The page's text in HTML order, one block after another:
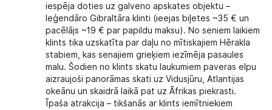
iespēja doties uz galveno apskates objektu –
leģendāro Gibraltāra klinti (ieejas biļetes ~35 € un
pacēlājs ~19 € par papildu maksu). No seniem laikiem
klints tika uzskatīta par daļu no mītiskajiem Hērakla
stabiem, kas senajiem grieķiem iezīmēja pasaules
malu. Šodien no klints skatu laukumiem paveras elpu
aizraujoši panorāmas skati uz Vidusjūru, Atlantijas
okeānu un skaidrā laikā pat uz Āfrikas piekrasti.
Īpaša atrakcija – tikšanās ar klints iemītniekiem